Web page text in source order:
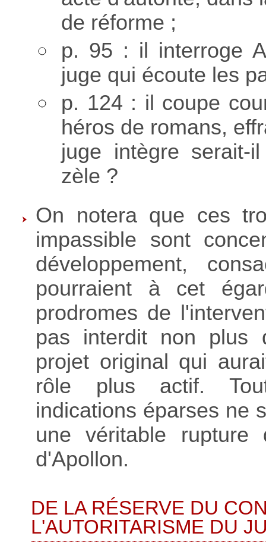
de réforme ;
p. 95 : il interroge
juge qui écoute les
p. 124 : il coupe
héros de romans,
juge intègre
zèle ?
On notera que ces
impassible sont
développement,
pourraient à cet
prodromes de
pas interdit non plus
projet original qui
rôle plus actif.
indications éparses ne
une véritable rupture
d'Apollon.
DE LA RÉSERVE DU
L'AUTORITARISME DU